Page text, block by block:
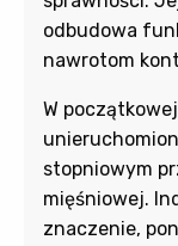
odbudowa
nawrotom
W
stopniowym
mięśniowej.
znaczenie,